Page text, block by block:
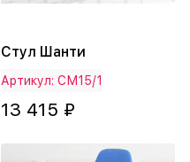
Стул Шанти
Артикул: СМ15/1
13 415 ₽